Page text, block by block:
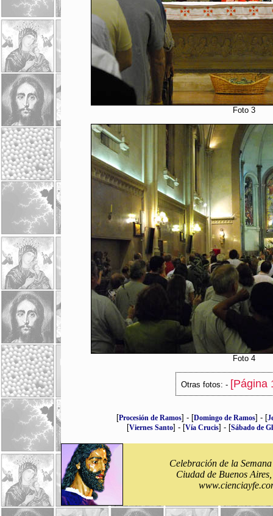
Foto 3
Foto 4
Otras fotos: - [Página
[Procesión de Ramos] - [Domingo de Ramos] - [
[Viernes Santo] - [Vía Crucis] - [Sábado de
Celebración de la
Ciudad de Buenos